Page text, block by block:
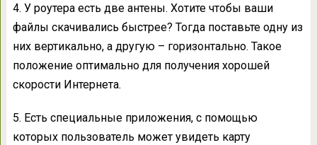
4. У роутера есть две антены. Хотите чтобы ваши
файлы скачивались быстрее? Тогда поставьте одну из
них вертикально, а другую – горизонтально. Такое
положение оптимально для получения хорошей
скорости Интернета.
5. Есть специальные приложения, с помощью
которых пользователь может увидеть карту